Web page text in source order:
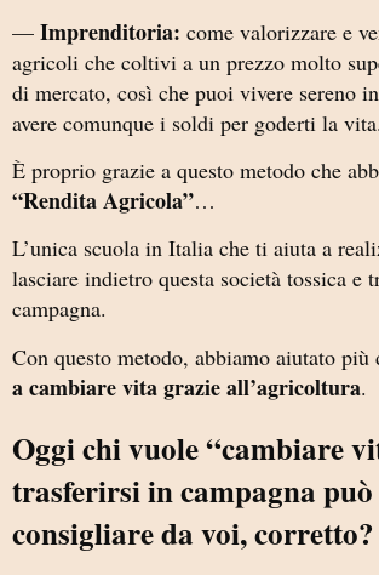
— Imprenditoria: come valorizzare e
agricoli che coltivi a un prezzo molto
di mercato, così che puoi vivere sereno
avere comunque i soldi per goderti la vita.
È proprio grazie a questo metodo che
“Rendita Agricola”…
L’unica scuola in Italia che ti aiuta a
lasciare indietro questa società tossica e
campagna.
Con questo metodo, abbiamo aiutato più
a cambiare vita grazie all’agricoltura.
Oggi chi vuole “cambiare
trasferirsi in campagna
consigliare da voi, corretto?